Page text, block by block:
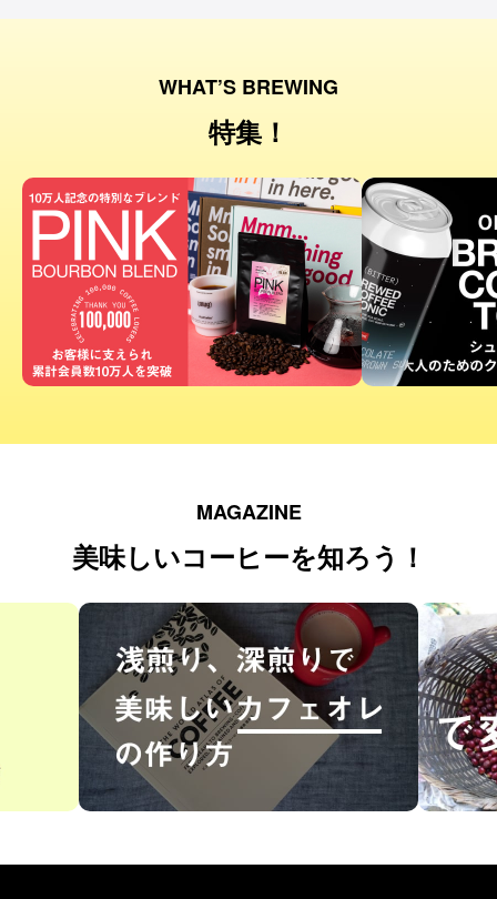
WHAT’S BREWING
特集！
MAGAZINE
美味しいコーヒーを知ろう！